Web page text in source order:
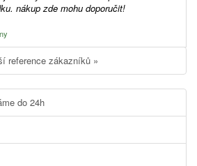
nákup zde mohu doporučit!
reference zákazníků »
do 24h